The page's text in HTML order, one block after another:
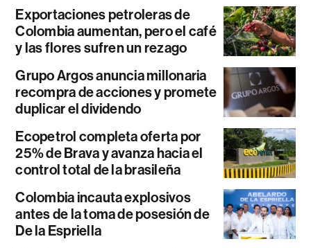
Exportaciones petroleras de
Colombia aumentan, pero el café
y las flores sufren un rezago
Grupo Argos anuncia millonaria
recompra de acciones y promete
duplicar el dividendo
Ecopetrol completa oferta por
25% de Brava y avanza hacia el
control total de la brasileña
Colombia incauta explosivos
antes de la toma de posesión de
De la Espriella